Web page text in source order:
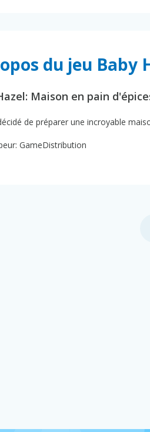
du jeu Baby
Maison en pain
de préparer une incroyable
GameDistribution